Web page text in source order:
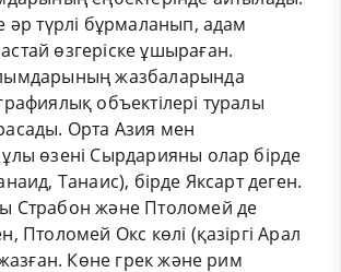
әр түрлі бұрмаланып, адам
өзгеріске ұшыраған.
жазбаларында
объектілері туралы
Орта Азия мен
өзені Сырдарияны олар бірде
Танаис), бірде Яксарт деген.
Страбон және Птоломей де
Птоломей Окс көлі (қазіргі Арал
жазған. Көне грек және рим